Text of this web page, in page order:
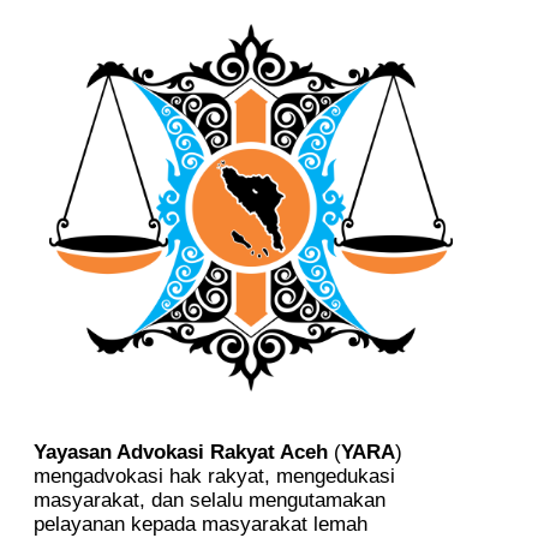
Yayasan Advokasi Rakyat Aceh (YARA)
mengadvokasi hak rakyat, mengedukasi
masyarakat, dan selalu mengutamakan
pelayanan kepada masyarakat lemah